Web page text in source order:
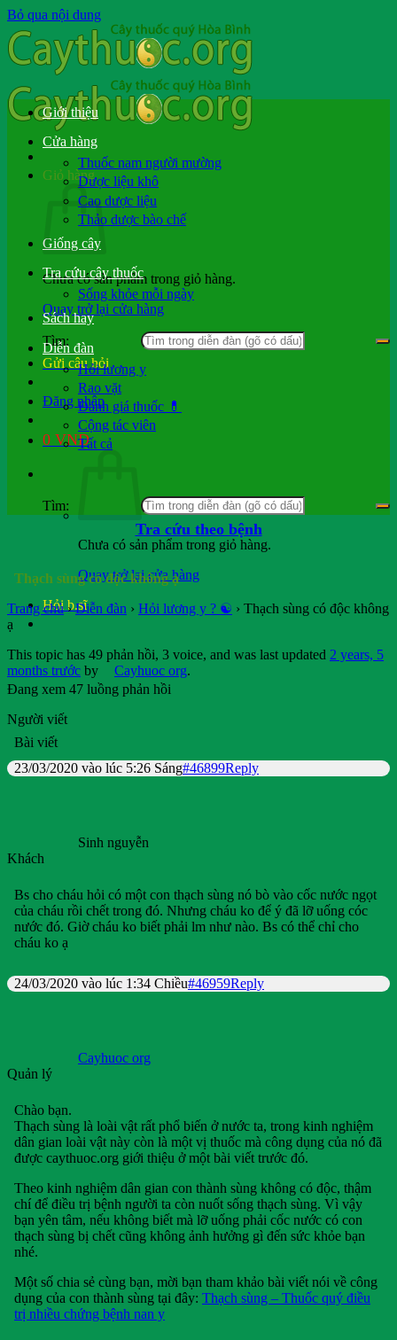
Bỏ qua nội dung
Giỏ hàng
Chưa có sản phẩm trong giỏ hàng.
Quay trở lại cửa hàng
Tìm:
Gửi câu hỏi
Đăng nhập
0 VND
Chưa có sản phẩm trong giỏ hàng.
Quay trở lại cửa hàng
Hỏi b.sĩ
Giới thiệu
Cửa hàng
Thuốc nam người mường
Dược liệu khô
Cao dược liệu
Thảo dược bào chế
Giống cây
Tra cứu cây thuốc
Sống khỏe mỗi ngày
Sách hay
Diễn đàn
Hỏi lương y
Rao vặt
Đánh giá thuốc 💊
Cộng tác viên
Tất cả
Tìm:
Tra cứu theo bệnh
Thạch sùng có độc không ạ
Trang chủ › Diễn đàn › Hỏi lương y ? ☯️ › Thạch sùng có độc không
ạ
This topic has 49 phản hồi, 3 voice, and was last updated 2 years, 5
months trước by Cayhuoc org.
Đang xem 47 luồng phản hồi
Người viết
Bài viết
23/03/2020 vào lúc 5:26 Sáng#46899Reply
Sinh nguyễn
Khách
Bs cho cháu hỏi có một con thạch sùng nó bò vào cốc nước ngọt
của cháu rồi chết trong đó. Nhưng cháu ko để ý đã lỡ uống cóc
nước đó. Giờ cháu ko biết phải lm như nào. Bs có thể chỉ cho
cháu ko ạ
24/03/2020 vào lúc 1:34 Chiều#46959Reply
Cayhuoc org
Quản lý
Chào bạn.
Thạch sùng là loài vật rất phổ biến ở nước ta, trong kinh nghiệm
dân gian loài vật này còn là một vị thuốc mà công dụng của nó đã
được caythuoc.org giới thiệu ở một bài viết trước đó.
Theo kinh nghiệm dân gian con thành sùng không có độc, thậm
chí để điều trị bệnh người ta còn nuốt sống thạch sùng. Vì vậy
bạn yên tâm, nếu không biết mà lỡ uống phải cốc nước có con
thạch sùng bị chết cũng không ảnh hưởng gì đến sức khỏe bạn
nhé.
Một số chia sẻ cùng bạn, mời bạn tham khảo bài viết nói về công
dụng của con thành sùng tại đây: Thạch sùng – Thuốc quý điều
trị nhiều chứng bệnh nan y